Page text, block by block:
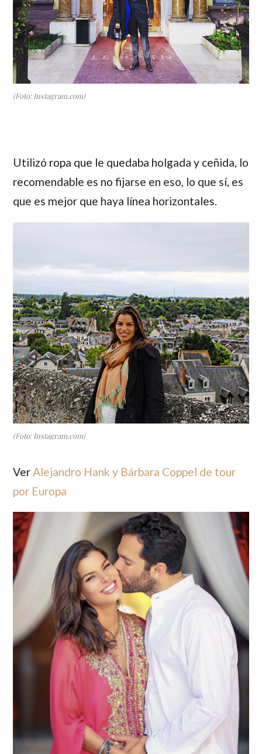
(Foto: Instagram.com)
Utilizó ropa que le quedaba holgada y ceñida, lo
recomendable es no fijarse en eso, lo que sí, es
que es mejor que haya línea horizontales.
(Foto: Instagram.com)
VerAlejandro Hank y Bárbara Coppel de tour
por Europa